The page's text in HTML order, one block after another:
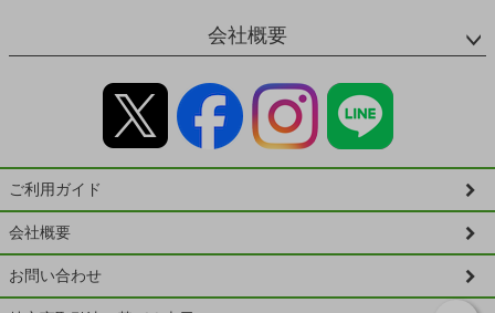
会社概要
ご利用ガイド
会社概要
お問い合わせ